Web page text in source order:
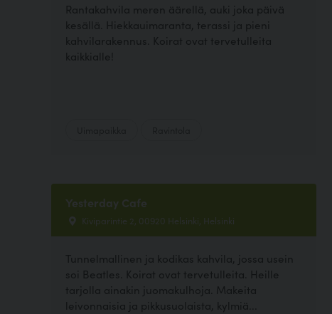
Rantakahvila meren äärellä, auki joka päivä
kesällä. Hiekkauimaranta, terassi ja pieni
kahvilarakennus. Koirat ovat tervetulleita
kaikkialle!
Yesterday Cafe
Kiviparintie 2, 00920 Helsinki, Helsinki
Tunnelmallinen ja kodikas kahvila, jossa usein
soi Beatles. Koirat ovat tervetulleita. Heille
tarjolla ainakin juomakulhoja. Makeita
leivonnaisia ja pikkusuolaista, kylmiä...